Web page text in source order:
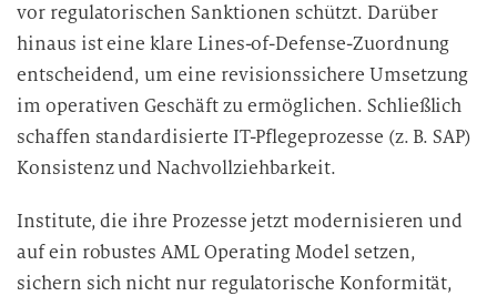
vor regulatorischen Sanktionen schützt. Darüber
hinaus ist eine klare Lines-of-Defense-Zuordnung
entscheidend, um eine revisionssichere Umsetzung
im operativen Geschäft zu ermöglichen. Schließlich
schaffen standardisierte IT-Pflegeprozesse (z. B. SAP)
Konsistenz und Nachvollziehbarkeit.
Institute, die ihre Prozesse jetzt modernisieren und
auf ein robustes AML Operating Model setzen,
sichern sich nicht nur regulatorische Konformität,